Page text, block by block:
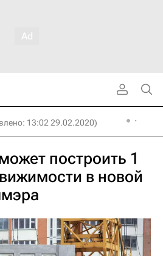
13:02 29.02.2020)
построить 1
в новой